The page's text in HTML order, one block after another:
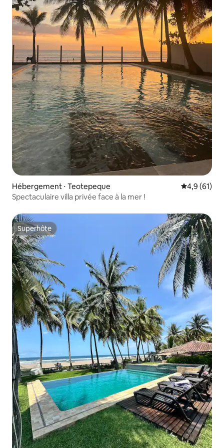
Hébergement ⋅ Teotepeque Évaluation
4,9 (61)
Spectaculaire villa privée face à la mer !
Superhôte
Superhôte